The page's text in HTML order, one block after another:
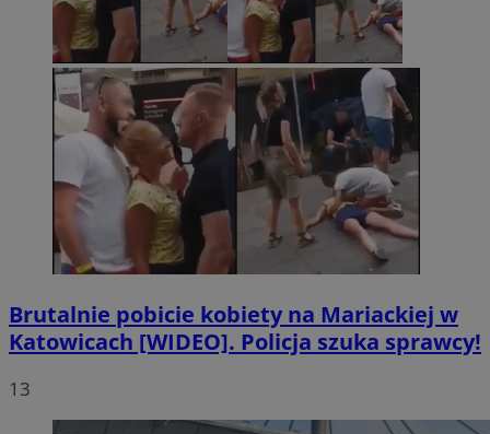
Brutalnie pobicie kobiety na Mariackiej w
Katowicach [WIDEO]. Policja szuka sprawcy!
13